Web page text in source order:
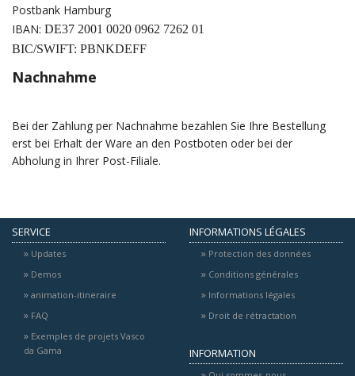
Postbank Hamburg
IBAN: DE37 2001 0020 0962 7262 01
BIC/SWIFT: PBNKDEFF
Nachnahme
Bei der Zahlung per Nachnahme bezahlen Sie Ihre Bestellung
erst bei Erhalt der Ware an den Postboten oder bei der
Abholung in Ihrer Post-Filiale.
SERVICE
Updates
Demos
animation-itineraire
FAQ
Exemples de projets Vasco
da Gama
INFORMATIONS LÉGALES
Protection des données
Conditions générales
Informations légales
Droit de rétractation
INFORMATION